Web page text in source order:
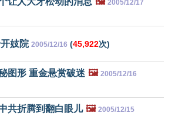
2005/12/17
妓院 2005/12/16 (45,922次)
图形 重金悬赏破迷 🖼️ 2005/12/16
共折腾到翻白眼儿 🖼️ 2005/12/15